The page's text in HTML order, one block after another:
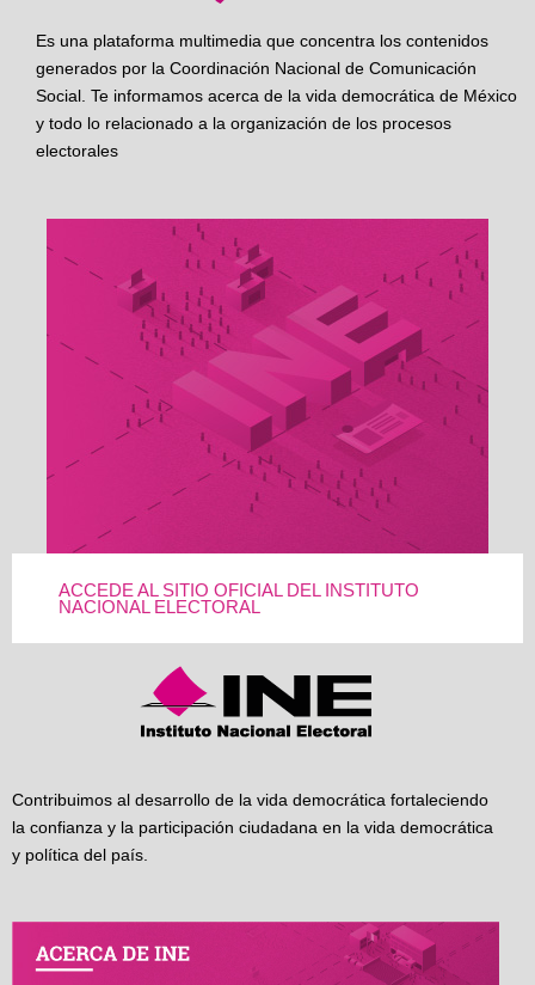
Es una plataforma multimedia que concentra los contenidos
generados por la Coordinación Nacional de Comunicación
Social. Te informamos acerca de la vida democrática de México
y todo lo relacionado a la organización de los procesos
electorales
ACCEDE AL SITIO OFICIAL DEL INSTITUTO
NACIONAL ELECTORAL
Contribuimos al desarrollo de la vida democrática fortaleciendo
la confianza y la participación ciudadana en la vida democrática
y política del país.